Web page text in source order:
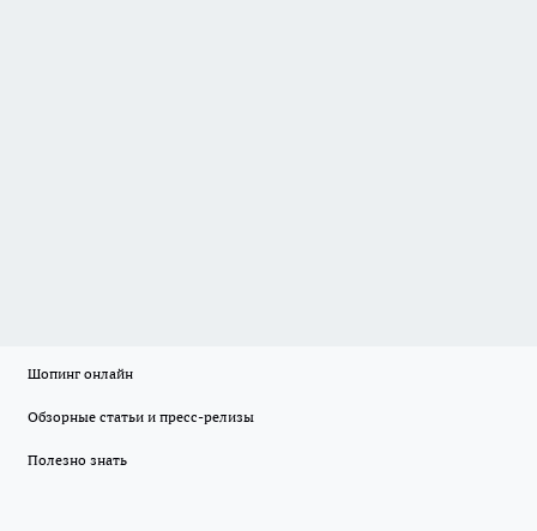
Шопинг онлайн
Обзорные статьи и пресс-релизы
Полезно знать